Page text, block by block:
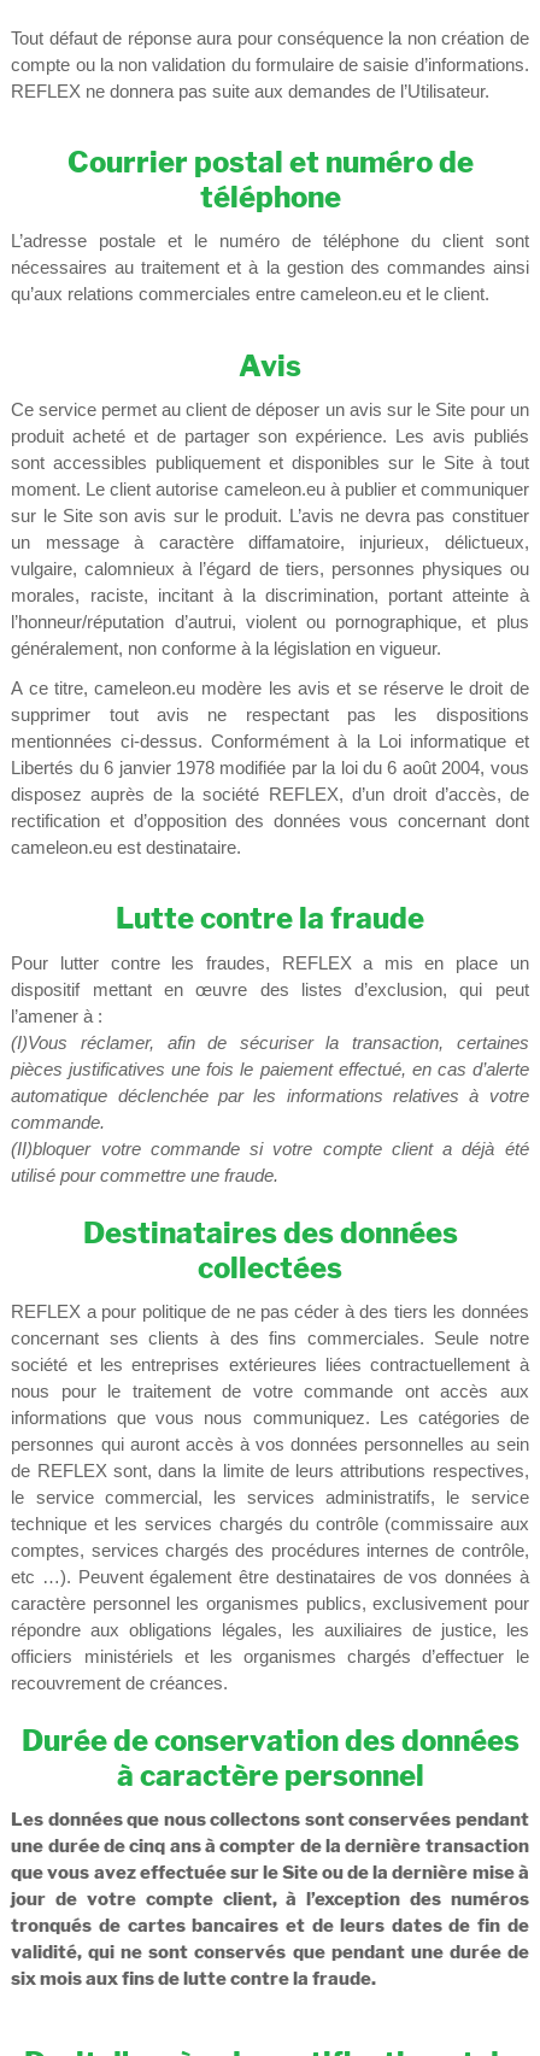
Tout défaut de réponse aura pour conséquence la non création de
compte ou la non validation du formulaire de saisie d’informations.
REFLEX ne donnera pas suite aux demandes de l’Utilisateur.
Courrier postal et numéro de
téléphone
L’adresse postale et le numéro de téléphone du client sont
nécessaires au traitement et à la gestion des commandes ainsi
qu’aux relations commerciales entre cameleon.eu et le client.
Avis
Ce service permet au client de déposer un avis sur le Site pour un
produit acheté et de partager son expérience. Les avis publiés
sont accessibles publiquement et disponibles sur le Site à tout
moment. Le client autorise cameleon.eu à publier et communiquer
sur le Site son avis sur le produit. L’avis ne devra pas constituer
un message à caractère diffamatoire, injurieux, délictueux,
vulgaire, calomnieux à l’égard de tiers, personnes physiques ou
morales, raciste, incitant à la discrimination, portant atteinte à
l’honneur/réputation d’autrui, violent ou pornographique, et plus
généralement, non conforme à la législation en vigueur.
A ce titre, cameleon.eu modère les avis et se réserve le droit de
supprimer tout avis ne respectant pas les dispositions
mentionnées ci-dessus. Conformément à la Loi informatique et
Libertés du 6 janvier 1978 modifiée par la loi du 6 août 2004, vous
disposez auprès de la société REFLEX, d’un droit d’accès, de
rectification et d’opposition des données vous concernant dont
cameleon.eu est destinataire.
Lutte contre la fraude
Pour lutter contre les fraudes, REFLEX a mis en place un
dispositif mettant en œuvre des listes d’exclusion, qui peut
l’amener à :
(I)Vous réclamer, afin de sécuriser la transaction, certaines
pièces justificatives une fois le paiement effectué, en cas d’alerte
automatique déclenchée par les informations relatives à votre
commande.
(II)bloquer votre commande si votre compte client a déjà été
utilisé pour commettre une fraude.
Destinataires des données
collectées
REFLEX a pour politique de ne pas céder à des tiers les données
concernant ses clients à des fins commerciales. Seule notre
société et les entreprises extérieures liées contractuellement à
nous pour le traitement de votre commande ont accès aux
informations que vous nous communiquez. Les catégories de
personnes qui auront accès à vos données personnelles au sein
de REFLEX sont, dans la limite de leurs attributions respectives,
le service commercial, les services administratifs, le service
technique et les services chargés du contrôle (commissaire aux
comptes, services chargés des procédures internes de contrôle,
etc …). Peuvent également être destinataires de vos données à
caractère personnel les organismes publics, exclusivement pour
répondre aux obligations légales, les auxiliaires de justice, les
officiers ministériels et les organismes chargés d’effectuer le
recouvrement de créances.
Durée de conservation des données
à caractère personnel
Les données que nous collectons sont conservées pendant
une durée de cinq ans à compter de la dernière transaction
que vous avez effectuée sur le Site ou de la dernière mise à
jour de votre compte client, à l’exception des numéros
tronqués de cartes bancaires et de leurs dates de fin de
validité, qui ne sont conservés que pendant une durée de
six mois aux fins de lutte contre la fraude.